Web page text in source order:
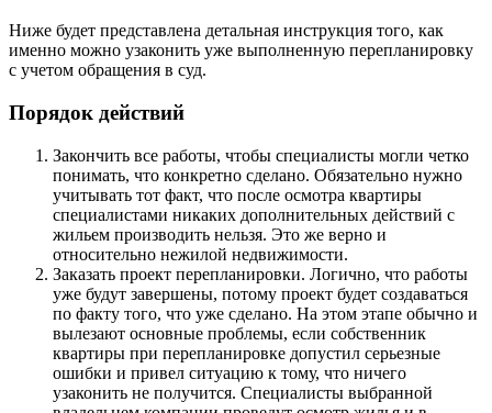
Ниже будет представлена детальная инструкция того, как
именно можно узаконить уже выполненную перепланировку
с учетом обращения в суд.
Порядок действий
Закончить все работы, чтобы специалисты могли четко
понимать, что конкретно сделано. Обязательно нужно
учитывать тот факт, что после осмотра квартиры
специалистами никаких дополнительных действий с
жильем производить нельзя. Это же верно и
относительно нежилой недвижимости.
Заказать проект перепланировки. Логично, что работы
уже будут завершены, потому проект будет создаваться
по факту того, что уже сделано. На этом этапе обычно и
вылезают основные проблемы, если собственник
квартиры при перепланировке допустил серьезные
ошибки и привел ситуацию к тому, что ничего
узаконить не получится. Специалисты выбранной